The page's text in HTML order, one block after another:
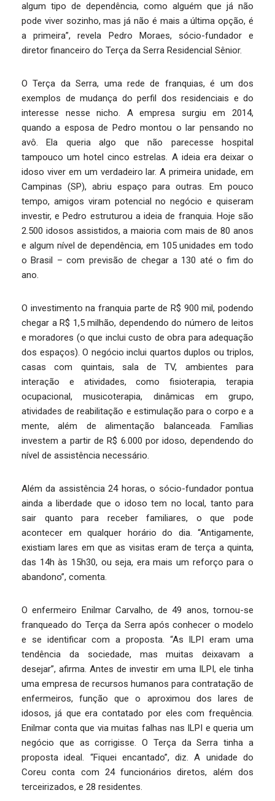
algum tipo de dependência, como alguém que já não
pode viver sozinho, mas já não é mais a última opção, é
a primeira”, revela Pedro Moraes, sócio-fundador e
diretor financeiro do Terça da Serra Residencial Sênior.
O Terça da Serra, uma rede de franquias, é um dos
exemplos de mudança do perfil dos residenciais e do
interesse nesse nicho. A empresa surgiu em 2014,
quando a esposa de Pedro montou o lar pensando no
avô. Ela queria algo que não parecesse hospital
tampouco um hotel cinco estrelas. A ideia era deixar o
idoso viver em um verdadeiro lar. A primeira unidade, em
Campinas (SP), abriu espaço para outras. Em pouco
tempo, amigos viram potencial no negócio e quiseram
investir, e Pedro estruturou a ideia de franquia. Hoje são
2.500 idosos assistidos, a maioria com mais de 80 anos
e algum nível de dependência, em 105 unidades em todo
o Brasil – com previsão de chegar a 130 até o fim do
ano.
O investimento na franquia parte de R$ 900 mil, podendo
chegar a R$ 1,5 milhão, dependendo do número de leitos
e moradores (o que inclui custo de obra para adequação
dos espaços). O negócio inclui quartos duplos ou triplos,
casas com quintais, sala de TV, ambientes para
interação e atividades, como fisioterapia, terapia
ocupacional, musicoterapia, dinâmicas em grupo,
atividades de reabilitação e estimulação para o corpo e a
mente, além de alimentação balanceada. Famílias
investem a partir de R$ 6.000 por idoso, dependendo do
nível de assistência necessário.
Além da assistência 24 horas, o sócio-fundador pontua
ainda a liberdade que o idoso tem no local, tanto para
sair quanto para receber familiares, o que pode
acontecer em qualquer horário do dia. “Antigamente,
existiam lares em que as visitas eram de terça a quinta,
das 14h às 15h30, ou seja, era mais um reforço para o
abandono”, comenta.
O enfermeiro Enilmar Carvalho, de 49 anos, tornou-se
franqueado do Terça da Serra após conhecer o modelo
e se identificar com a proposta. “As ILPI eram uma
tendência da sociedade, mas muitas deixavam a
desejar”, afirma. Antes de investir em uma ILPI, ele tinha
uma empresa de recursos humanos para contratação de
enfermeiros, função que o aproximou dos lares de
idosos, já que era contatado por eles com frequência.
Enilmar conta que via muitas falhas nas ILPI e queria um
negócio que as corrigisse. O Terça da Serra tinha a
proposta ideal. “Fiquei encantado”, diz. A unidade do
Coreu conta com 24 funcionários diretos, além dos
terceirizados, e 28 residentes.